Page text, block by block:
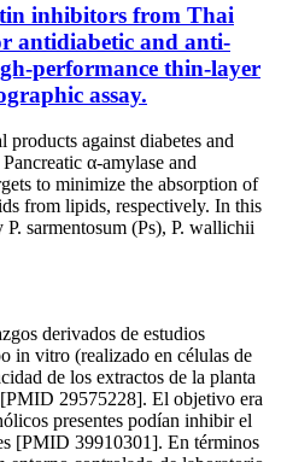
inhibitors from Thai
antidiabetic and anti-
performance thin-layer
assay.
against diabetes and
α-amylase and
to minimize the absorption of
from lipids, respectively. In this
sarmentosum (Ps), P. wallichii
derivados de estudios
in vitro (realizado en células de
de los extractos de la planta
29575228]. El objetivo era
presentes podían inhibir el
[PMID 39910301]. En términos